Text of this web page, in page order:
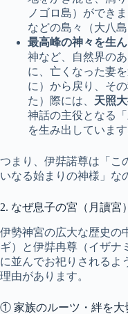
ノゴロ島）ができ
などの島々（大八
最高峰の神々を生ん
神など、自然界の
に、亡くなった妻
に）から戻り、そ
た）際には、 天照
神話の主役となる
を生み出しています
つまり、伊弉諾尊は「こ
いなる始まりの神様」な
2. なぜ息子の宮（月讀宮
伊勢神宮の広大な歴史の
ギ）と伊弉冉尊（イザナ
に並んでお祀りされるよ
理由があります。
① 家族のルーツ・絆を大